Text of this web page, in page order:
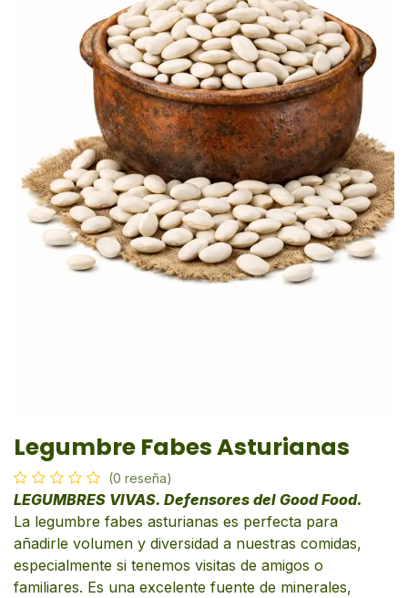
Legumbre Fabes Asturianas
(0 reseña)
LEGUMBRES VIVAS. Defensores del Good Food.
La legumbre fabes asturianas es perfecta para
añadirle volumen y diversidad a nuestras comidas,
especialmente si tenemos visitas de amigos o
familiares. Es una excelente fuente de minerales,